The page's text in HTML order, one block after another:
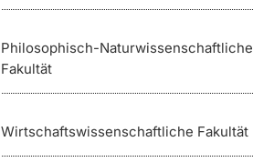
Philosophisch-Naturwissenschaftliche
Fakultät
Wirtschaftswissenschaftliche Fakultät